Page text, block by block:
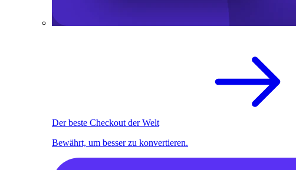
Der beste Checkout der Welt
Bewährt, um besser zu konvertieren.